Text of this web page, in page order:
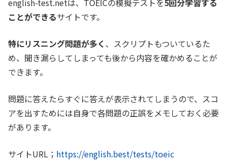
english-test.netは、TOEICの模擬テストを5回分学習する
ことができるサイトです。
特にリスニング問題が多く 、スクリプトもついているた
め、聞き漏らしてしまっても後から内容を確かめることが
できます。
問題に答えたらすぐに答えが表示されてしまうので、スコ
アを出すためには自身で各問題の正誤をメモしておく必要
があります。
サイトURL； https://english.best/tests/toeic